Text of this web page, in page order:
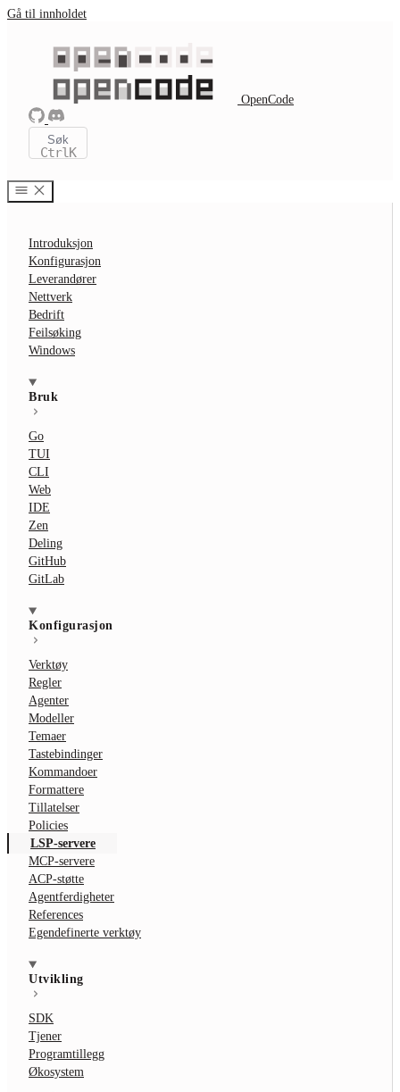
Gå til innholdet
OpenCode
Søk
CtrlK
Introduksjon
Konfigurasjon
Leverandører
Nettverk
Bedrift
Feilsøking
Windows
Bruk
Go
TUI
CLI
Web
IDE
Zen
Deling
GitHub
GitLab
Konfigurasjon
Verktøy
Regler
Agenter
Modeller
Temaer
Tastebindinger
Kommandoer
Formattere
Tillatelser
Policies
LSP-servere
MCP-servere
ACP-støtte
Agentferdigheter
References
Egendefinerte verktøy
Utvikling
SDK
Tjener
Programtillegg
Økosystem